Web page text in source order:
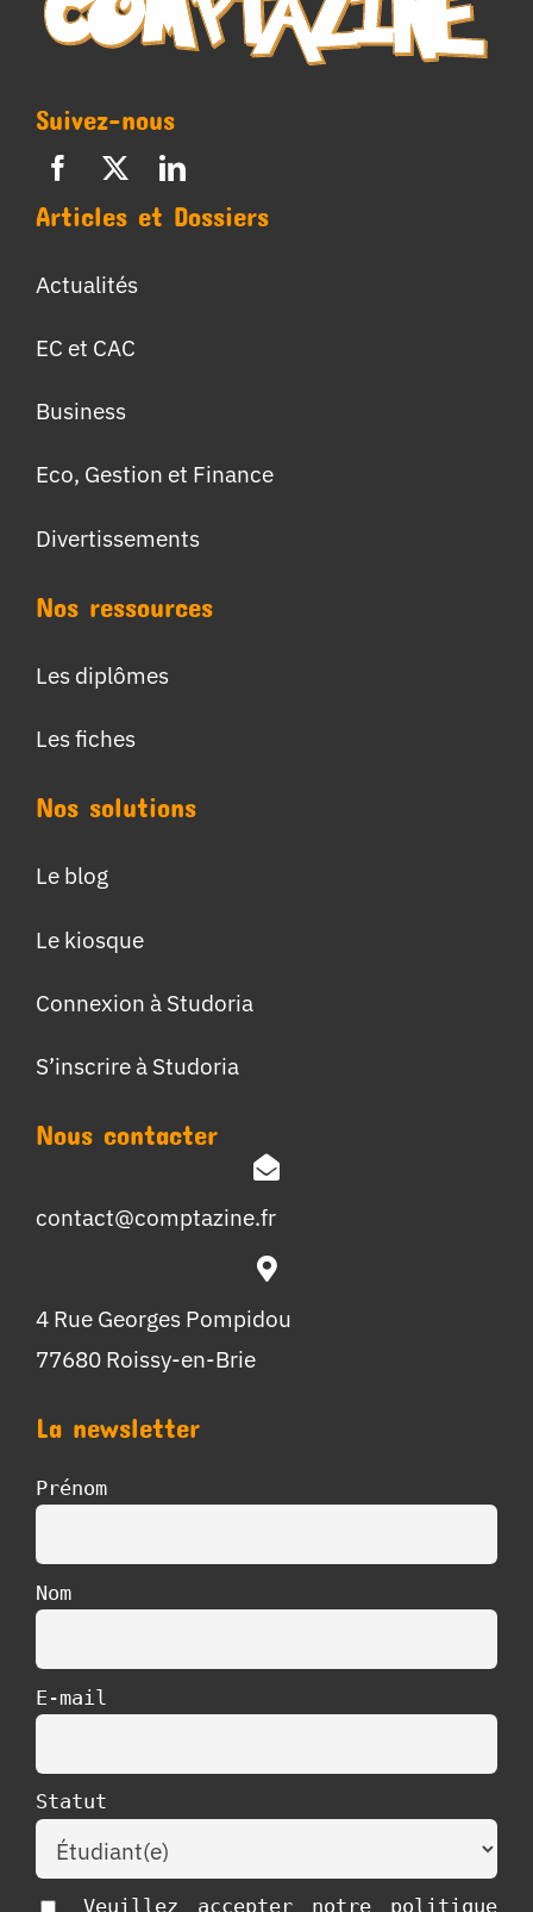
Suivez-nous
Articles et Dossiers
Actualités
EC et CAC
Business
Eco, Gestion et Finance
Divertissements
Nos ressources
Les diplômes
Les fiches
Nos solutions
Le blog
Le kiosque
Connexion à Studoria
S’inscrire à Studoria
Nous contacter
contact@comptazine.fr
4 Rue Georges Pompidou
77680 Roissy-en-Brie
La newsletter
Prénom
Nom
E-mail
Statut
Veuillez accepter notre politique